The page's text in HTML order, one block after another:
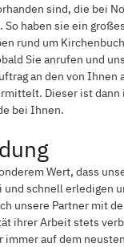
sind, die bei
So haben sie ein
rund um
Sie anrufen und
an den von Ihnen
Dieser ist dann
bei Ihnen.
Wert, dass
schnell erledigen
unsere Partner mit
ihrer Arbeit stets
immer auf dem